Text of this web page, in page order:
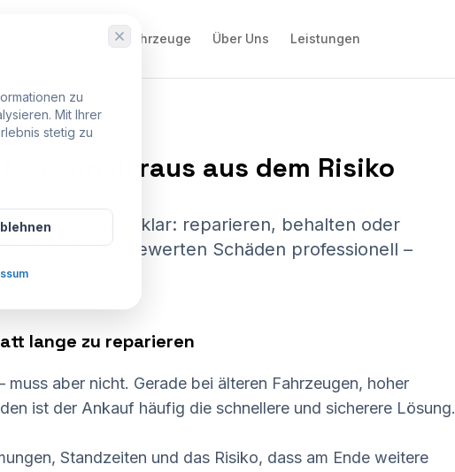
Unsere Fahrzeuge Über Uns Leistungen
raus aus dem Risiko
oft unklar: reparieren, behalten oder
an und bewerten Schäden professionell –
lange zu reparieren
muss aber nicht. Gerade bei älteren Fahrzeugen, hoher
ist der Ankauf häufig die schnellere und sicherere Lösung.
Standzeiten und das Risiko, dass am Ende weitere
zu
Mit Ihrer
stetig zu